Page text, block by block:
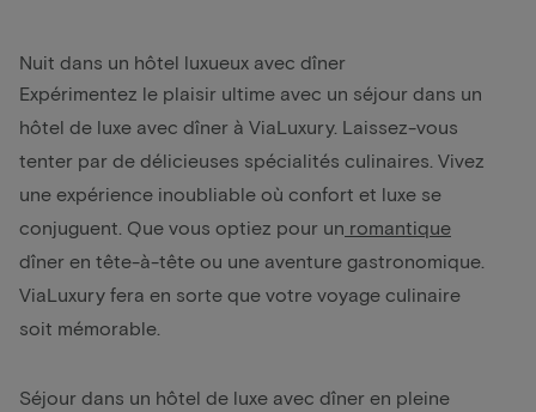
Nuit dans un hôtel luxueux avec dîner
Expérimentez le plaisir ultime avec un séjour dans un
hôtel de luxe avec dîner à ViaLuxury. Laissez-vous
tenter par de délicieuses spécialités culinaires. Vivez
une expérience inoubliable où confort et luxe se
conjuguent. Que vous optiez pour un romantique
dîner en tête-à-tête ou une aventure gastronomique.
ViaLuxury fera en sorte que votre voyage culinaire
soit mémorable.
Séjour dans un hôtel de luxe avec dîner en pleine